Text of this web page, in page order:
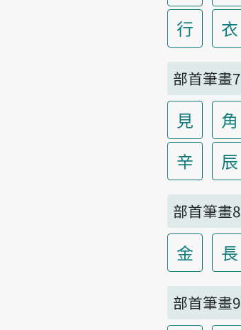
行
衣
部首筆畫7
見 角
辛
辰
部首筆畫8
金 長
部首筆畫9